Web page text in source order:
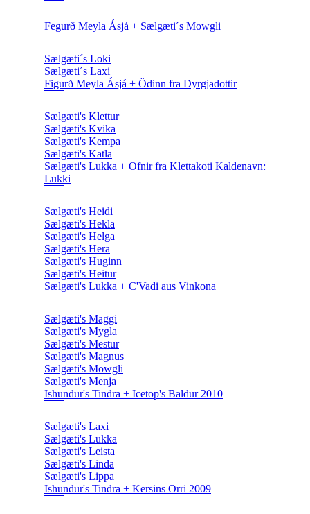
Fegurð Meyla Ásjá + Sælgæti´s Mowgli
Sælgæti´s Loki
Sælgæti´s Laxi
Figurð Meyla Ásjá + Ödinn fra Dyrgjadottir
Sælgæti's Klettur
Sælgæti's Kvika
Sælgæti's Kempa
Sælgæti's Katla
Sælgæti's Lukka + Ofnir fra Klettakoti Kaldenavn:
Lukki
Sælgæti's Heidi
Sælgæti's Hekla
Sælgæti's Helga
Sælgæti's Hera
Sælgæti's Huginn
Sælgæti's Heitur
Sælgæti's Lukka + C'Vadi aus Vinkona
Sælgæti's Maggi
Sælgæti's Mygla
Sælgæti's Mestur
Sælgæti's Magnus
Sælgæti's Mowgli
Sælgæti's Menja
Ishundur's Tindra + Icetop's Baldur 2010
Sælgæti's Laxi
Sælgæti's Lukka
Sælgæti's Leista
Sælgæti's Linda
Sælgæti's Lippa
Ishundur's Tindra + Kersins Orri 2009